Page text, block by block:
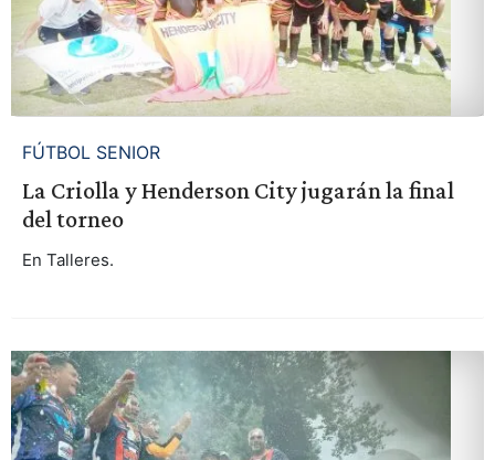
FÚTBOL SENIOR
La Criolla y Henderson City jugarán la final
del torneo
En Talleres.